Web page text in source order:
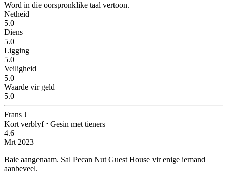
Word in die oorspronklike taal vertoon.
Netheid
5.0
Diens
5.0
Ligging
5.0
Veiligheid
5.0
Waarde vir geld
5.0
Frans J
Kort verblyf ⋅ Gesin met tieners
4.6
Mrt 2023
Baie aangenaam. Sal Pecan Nut Guest House vir enige iemand
aanbeveel.